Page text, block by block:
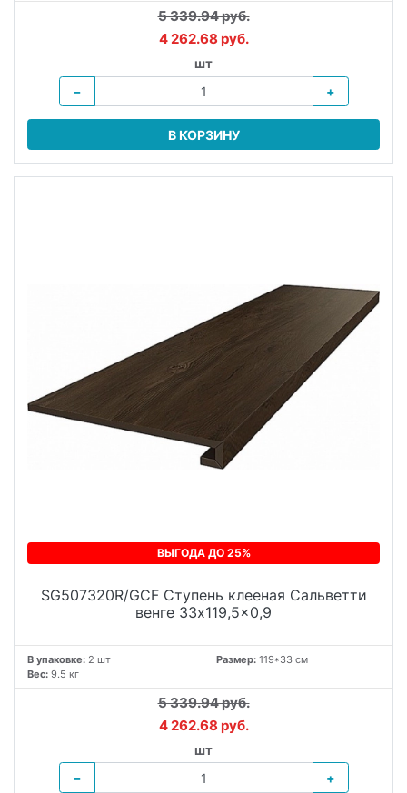
5 339.94 руб.
4 262.68 руб.
шт
−
+
В КОРЗИНУ
ВЫГОДА ДО 25%
SG507320R/GCF Ступень клееная Сальветти
венге 33x119,5x0,9
В упаковке: 2 шт Размер: 119*33 см
Вес: 9.5 кг
5 339.94 руб.
4 262.68 руб.
шт
−
+